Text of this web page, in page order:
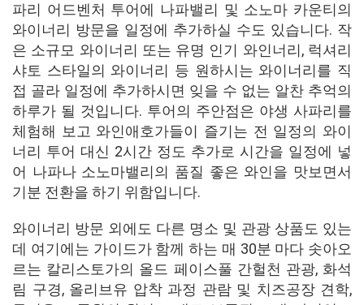
파리 어드벤처 투어에 나파밸리 및 소노마 카운티의
와이너리 방문을 일정에 추가하실 수도 있습니다. 작
은 소규모 와이너리 또는 유명 인기 와인너리, 럭셔리
샤토 스타일의 와이너리 등 원하시는 와이너리를 직
접 골라 일정에 추가하시면 잊을 수 없는 알찬 추억의
하루가 될 것입니다. 투어의 주안점은 야생 사파리를
체험해 보고 와인애호가들이 즐기는 전 일정의 와이
너리 투어 대신 2시간 정도 추가로 시간을 일정에 넣
어 나파나 소노마밸리의 품질 좋은 와인을 맛보면서
기분 전환을 하기 위함입니다.
와이너리 방문 외에도 다른 명소 및 관광 상품도 있는
데 여기에는 가이드가 함께 하는 매 30분 마다 솟아오
르는 칼리스토가의 올드 페이스풀 간헐천 관광, 화석
림 구경, 올리브유 압착 과정 관람 및 치즈공장 견학,